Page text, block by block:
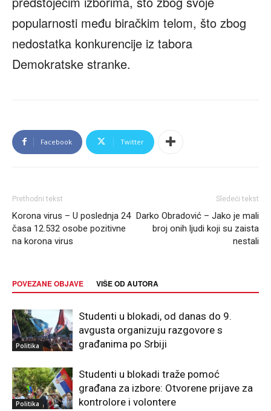
popularnosti među biračkim telom, što zbog
nedostatka konkurencije iz tabora
Demokratske stranke.
Facebook Twitter
Prethodni tekst
Korona virus – U poslednja 24
časa 12.532 osobe pozitivne
na korona virus
Sledeći tekst
Darko Obradović – Jako je mali
broj onih ljudi koji su zaista
nestali
POVEZANE OBJAVE VIŠE OD AUTORA
Politika
Studenti u blokadi, od danas do 9.
avgusta organizuju razgovore s
građanima po Srbiji
Politika
Studenti u blokadi traže pomoć
građana za izbore: Otvorene prijave za
kontrolore i volontere